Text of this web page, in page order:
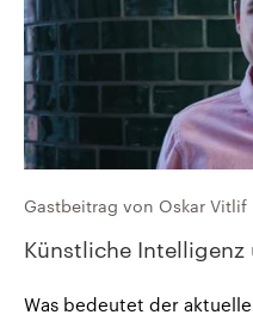
Gastbeitrag von Oskar Vitlif
Künstliche Intelligenz
Was bedeutet der